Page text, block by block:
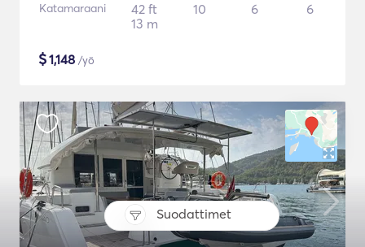
Suodattimet
Katamaraani
42 ft
13 m
10 6 6
$1,148 /yö